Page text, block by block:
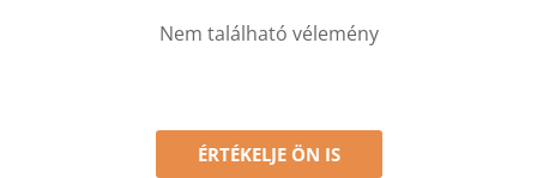
Nem található vélemény
ÉRTÉKELJE ÖN IS